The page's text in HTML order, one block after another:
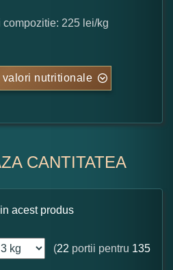
compozitie: 225 lei/kg
nutritionale
CANTITATEA
acest produs
(22 portii pentru 135